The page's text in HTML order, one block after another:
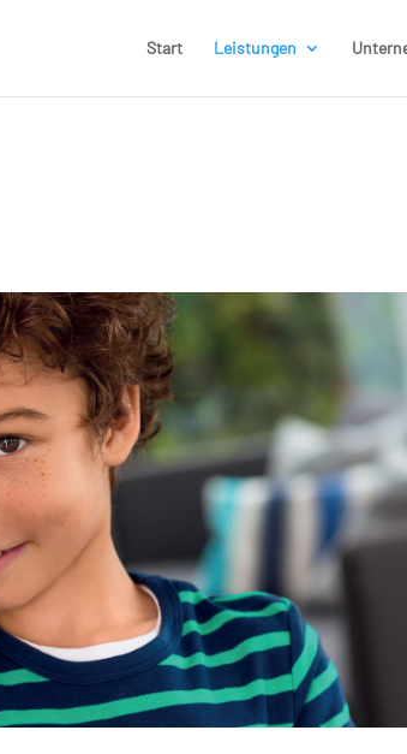
Start Leistungen